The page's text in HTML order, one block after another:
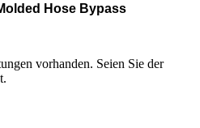
Hose Bypass
vorhanden. Seien Sie der